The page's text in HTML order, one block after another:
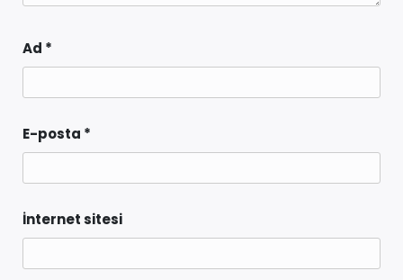
Ad *
E-posta *
İnternet sitesi